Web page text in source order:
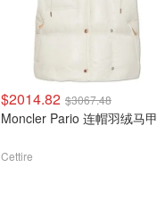
$2014.82 $3067.48
Moncler Pario 连帽羽绒马甲
Cettire